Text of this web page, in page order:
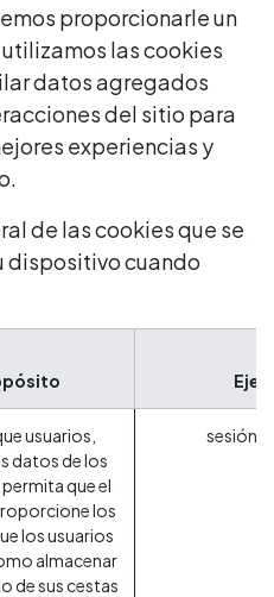
proporcionarle un
las cookies
datos agregados
del sitio para
experiencias y
de las cookies que se
dispositivo cuando
usuarios,
datos de los
que el
los
los usuarios
almacenar
de sus cestas